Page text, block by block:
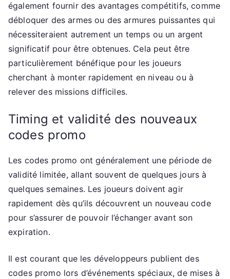
également fournir des avantages compétitifs, comme
débloquer des armes ou des armures puissantes qui
nécessiteraient autrement un temps ou un argent
significatif pour être obtenues. Cela peut être
particulièrement bénéfique pour les joueurs
cherchant à monter rapidement en niveau ou à
relever des missions difficiles.
Timing et validité des nouveaux
codes promo
Les codes promo ont généralement une période de
validité limitée, allant souvent de quelques jours à
quelques semaines. Les joueurs doivent agir
rapidement dès qu’ils découvrent un nouveau code
pour s’assurer de pouvoir l’échanger avant son
expiration.
Il est courant que les développeurs publient des
codes promo lors d’événements spéciaux, de mises à